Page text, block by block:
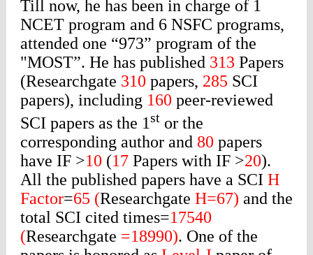
Till now, he has been in charge of 1
NCET program and 6 NSFC programs,
attended one “973” program of the
"MOST”. He has published 313 Papers
(Researchgate 310 papers, 285 SCI
papers), including 160 peer-reviewed
SCI papers as the 1stor the
corresponding author and 80 papers
have IF >10 (17Papers with IF >20).
All the published papers have a SCI H
Factor=65 (Researchgate H=67) and the
total SCI cited times=17540
(Researchgate =18990). One of the